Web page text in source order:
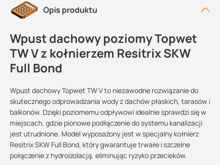
Opis produktu
Wpust dachowy poziomy Topwet
TW V z kołnierzem Resitrix SKW
Full Bond
Wpust dachowy Topwet TW V to niezawodne rozwiązanie do
skutecznego odprowadzania wody z dachów płaskich, tarasów i
balkonów. Dzięki poziomemu odpływowi idealnie sprawdzi się w
miejscach, gdzie pionowe podłączenie do systemu kanalizacji
jest utrudnione. Model wyposażony jest w specjalny kołnierz
Resitrix SKW Full Bond, który gwarantuje trwałe i szczelne
połączenie z hydroizolacją, eliminując ryzyko przecieków.